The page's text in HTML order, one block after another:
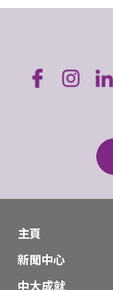
主頁
新聞中心